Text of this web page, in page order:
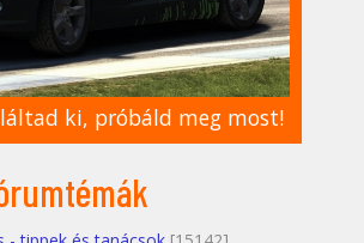
ki, próbáld meg most!